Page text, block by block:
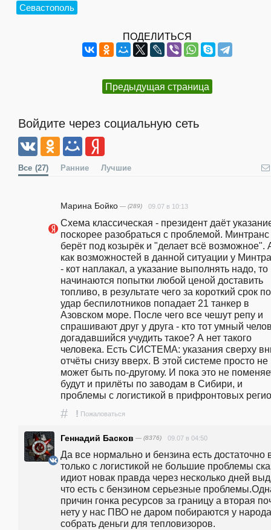
Севастополь
ПОДЕЛИТЬСЯ
Предыдущая страница
Войдите через социальную сеть
Все (27) Ранние Лучшие
Марина Бойко — (289) 09.07 в 10:13
Схема классическая - президент даёт
поскорее разобраться с проблемой. Минтранс
берёт под козырёк и "делает всё возможное".
как возможностей в данной ситуации у
- кот наплакал, а указание выполнять надо, то
начинаются попытки любой ценой доставить
топливо, в результате чего за короткий срок
удар беспилотников попадает 21 танкер в
Азовском море. После чего все чешут репу и
спрашивают друг у друга - кто тот умный
догадавшийся учудить такое? А нет такого
человека. Есть СИСТЕМА: указания сверху
отчёты снизу вверх. В этой системе просто не
может быть по-другому. И пока это не
будут и прилёты по заводам в Сибири, и
проблемы с логистикой в прифронтовых
# ! Пожаловаться
Геннадий Басков — (8376) 09.07 в 04:50
Да все нормально и бензина есть достаточно
только с логистикой не большие проблемы
идиот новак правда через несколько дней
что есть с бензином серьезные
причин гонка ресурсов за границу а вторая
нету у нас ПВО не даром побираются у народа
собрать деньги для тепловизоров.